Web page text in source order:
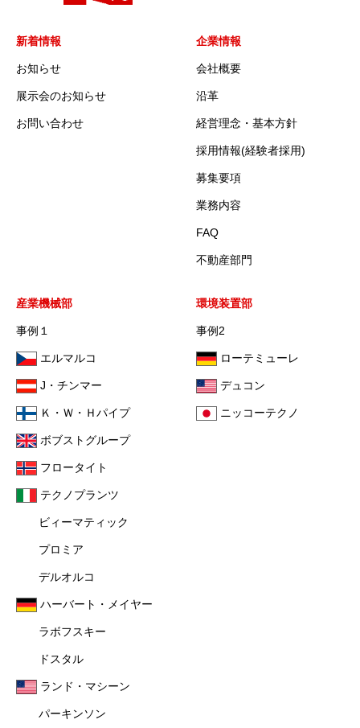
新着情報
お知らせ
展示会のお知らせ
お問い合わせ
企業情報
会社概要
沿革
経営理念・基本方針
採用情報(経験者採用)
募集要項
業務内容
FAQ
不動産部門
産業機械部
事例１
エルマルコ
J・チンマー
Ｋ・Ｗ・Ｈパイプ
ボブストグループ
フロータイト
テクノプランツ
ビィーマティック
プロミア
デルオルコ
ハーバート・メイヤー
ラボフスキー
ドスタル
ランド・マシーン
パーキンソン
環境装置部
事例2
ローテミューレ
デュコン
ニッコーテクノ